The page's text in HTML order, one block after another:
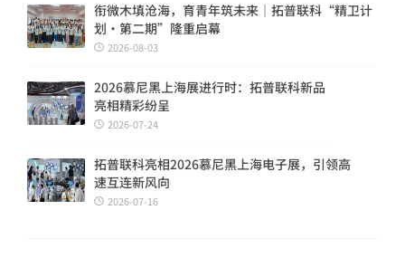
衔微木填沧海，育青年筑未来｜拓普联科“精卫计
划・第二期”隆重启幕
2026-08-03
2026慕尼黑上海展进行时：拓普联科新品
亮相精彩纷呈
2026-07-24
拓普联科亮相2026慕尼黑上海电子展，引领高
速互连新风向
2026-07-16